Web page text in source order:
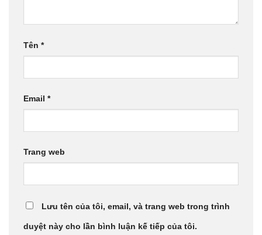
Tên *
Email *
Trang web
Lưu tên của tôi, email, và trang web trong trình
duyệt này cho lần bình luận kế tiếp của tôi.